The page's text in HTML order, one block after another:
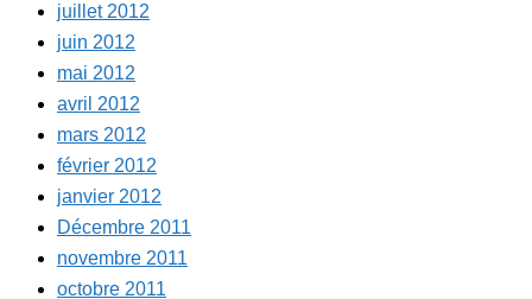
juillet 2012
juin 2012
mai 2012
avril 2012
mars 2012
février 2012
janvier 2012
Décembre 2011
novembre 2011
octobre 2011